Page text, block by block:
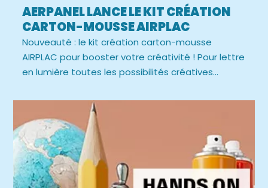
AERPANEL LANCE LE KIT CRÉATION
CARTON-MOUSSE AIRPLAC
Nouveauté : le kit création carton-mousse
AIRPLAC pour booster votre créativité ! Pour lettre
en lumière toutes les possibilités créatives...